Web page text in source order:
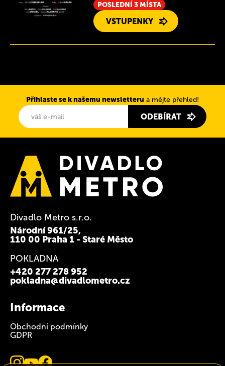
POSLEDNÍ 3 MÍSTA
VSTUPENKY
Přihlaste se k našemu newsletteru a mějte přehled!
ODEBÍRAT
Divadlo Metro s.r.o.
Národní 961/25,
110 00 Praha 1 - Staré Město
POKLADNA
+420 277 278 952
pokladna@divadlometro.cz
Informace
Obchodní podmínky
GDPR